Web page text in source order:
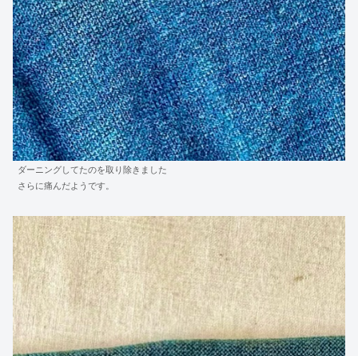
ダーニングしてたのを取り除きました
さらに痛んだようです。